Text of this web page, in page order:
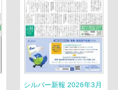
シルバー新報 2026年3月